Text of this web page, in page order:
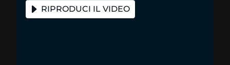
RIPRODUCI IL VIDEO